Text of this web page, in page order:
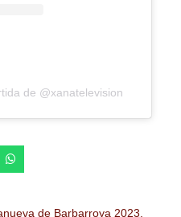
de @xanatelevision
de Barbarroya 2023